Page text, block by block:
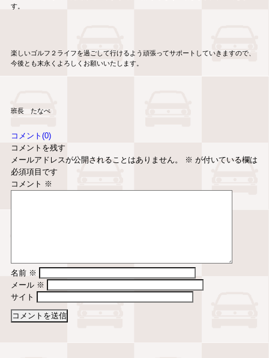
す。
楽しいゴルフ２ライフを過ごして行けるよう頑張ってサポートしていきますので、
今後とも末永くよろしくお願いいたします。
班長 たなべ
コメント(0)
コメントを残す
メールアドレスが公開されることはありません。
※ が付いている欄は
必須項目です
コメント ※
名前 ※
メール ※
サイト